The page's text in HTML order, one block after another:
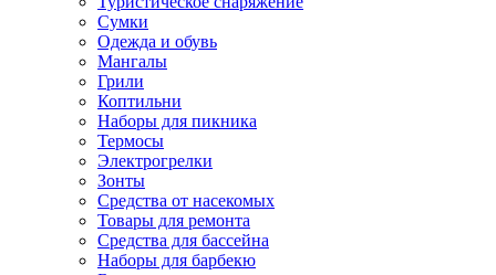
Сумки
Одежда и обувь
Мангалы
Грили
Коптильни
Наборы для пикника
Термосы
Электрогрелки
Зонты
Средства от насекомых
Товары для ремонта
Средства для бассейна
Наборы для барбекю